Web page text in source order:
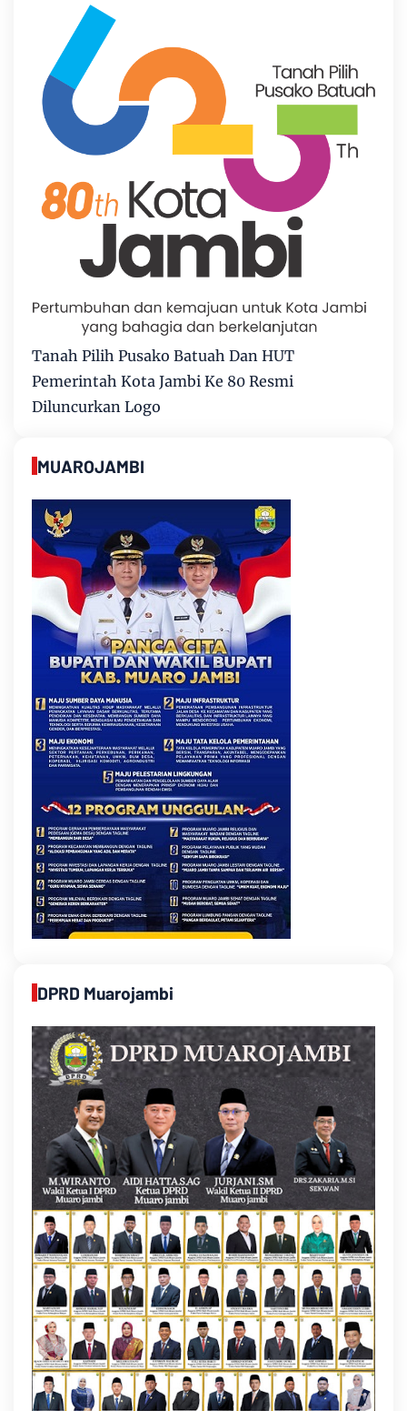
Tanah Pilih Pusako Batuah Dan HUT
Pemerintah Kota Jambi Ke 80 Resmi
Diluncurkan Logo
MUAROJAMBI
DPRD Muarojambi